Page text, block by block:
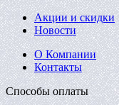
Акции и скидки
Новости
О Компании
Контакты
Способы оплаты